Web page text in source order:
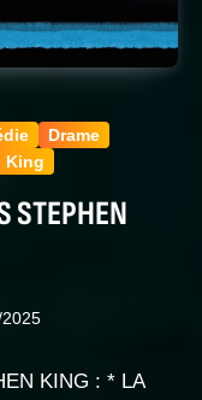
Drame
King
STEPHEN
KING : * LA